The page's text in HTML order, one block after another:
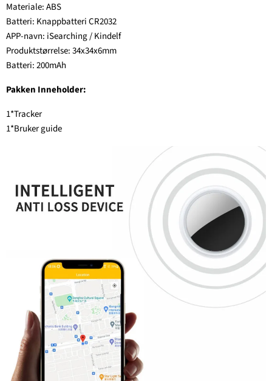
Materiale: ABS
Batteri: Knappbatteri CR2032
APP-navn: iSearching / Kindelf
Produktstørrelse: 34x34x6mm
Batteri: 200mAh
Pakken Inneholder:
1*Tracker
1*Bruker guide